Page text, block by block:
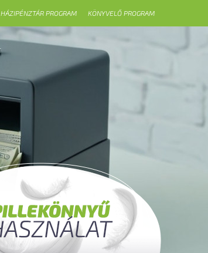
HÁZIPÉNZTÁR PROGRAM KÖNYVELŐ PROGRAM